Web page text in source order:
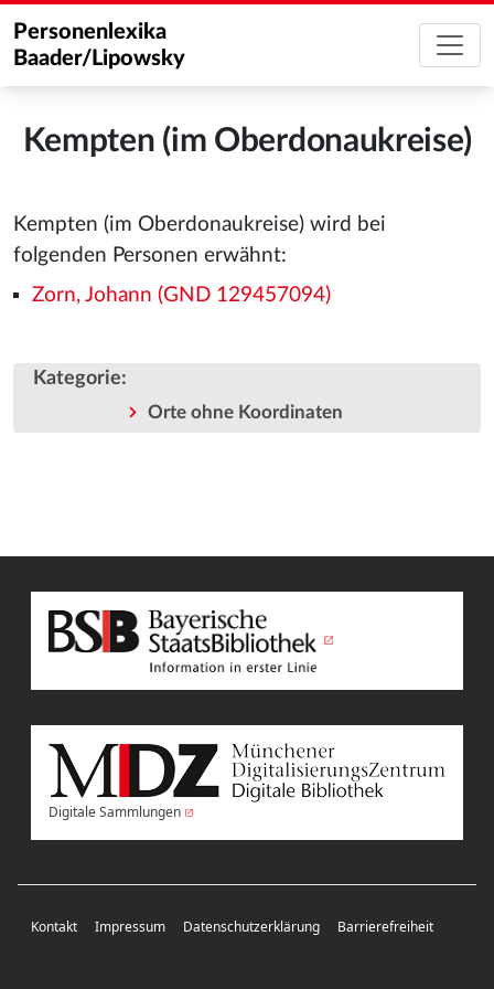
Personenlexika
Baader/Lipowsky
Kempten (im Oberdonaukreise)
Kempten (im Oberdonaukreise) wird bei
folgenden Personen erwähnt:
Zorn, Johann (GND 129457094)
Kategorie:
Orte ohne Koordinaten
Digitale Sammlungen
Kontakt Impressum Datenschutzerklärung Barrierefreiheit